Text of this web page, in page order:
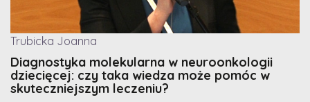
Trubicka Joanna
Diagnostyka molekularna w neuroonkologii
dziecięcej: czy taka wiedza może pomóc w
skuteczniejszym leczeniu?